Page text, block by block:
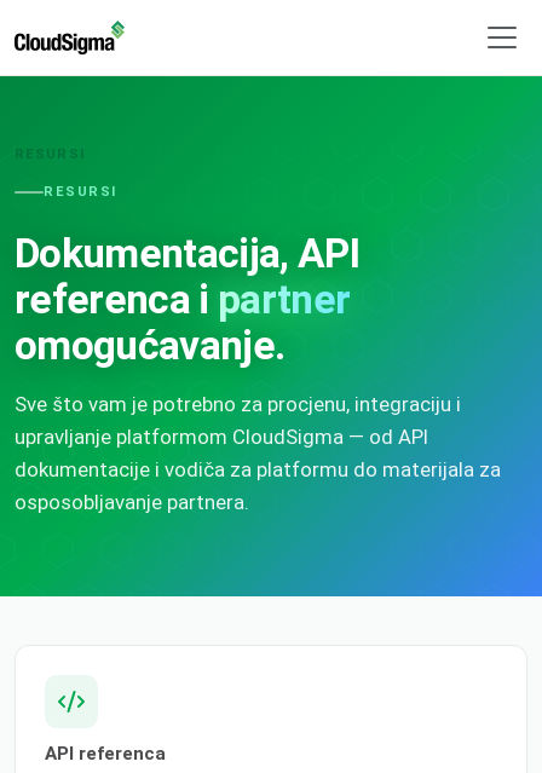
RESURSI
RESURSI
Dokumentacija, API
referenca i partner
omogućavanje.
Sve što vam je potrebno za procjenu, integraciju i
upravljanje platformom CloudSigma — od API
dokumentacije i vodiča za platformu do materijala za
osposobljavanje partnera.
API referenca